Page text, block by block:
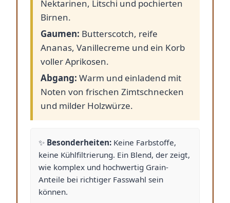
Nektarinen, Litschi und pochierten
Birnen.
Gaumen: Butterscotch, reife
Ananas, Vanillecreme und ein Korb
voller Aprikosen.
Abgang: Warm und einladend mit
Noten von frischen Zimtschnecken
und milder Holzwürze.
✨ Besonderheiten: Keine Farbstoffe,
keine Kühlfiltrierung. Ein Blend, der zeigt,
wie komplex und hochwertig Grain-
Anteile bei richtiger Fasswahl sein
können.